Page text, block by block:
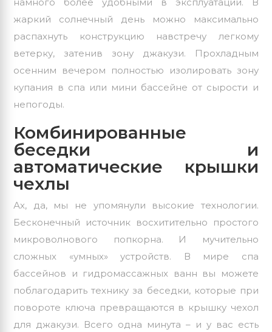
жаркий солнечный день можно максимально
распахнуть конструкцию навстречу легкому
ветерку, затенив зону джакузи. Прохладным
осенним вечером полностью изолировать зону
купания в спа или мини бассейне от сырости и
непогоды.
Комбинированные
беседки и
автоматические крышки
чехлы
Ах, да, мы не упомянули высокие технологии.
Бесконечный источник восхитительно простого
микроволнового попкорна. И мучительно
сложных «умных» устройств. В мире спа
бассейнов и гидромассажных ванн вы можете
поблагодарить технику за беседки, которые при
повороте ключа превращаются в крышку чехол
для джакузи. Всего одна минута – и у вас есть